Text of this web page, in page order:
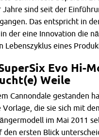
sind seit der
Das entspricht in
der eine Innovation die
Lebenszyklus eines
Evo Hi-
Weile
Cannondale gestanden
die sie sich mit
im Mai 2011
den ersten Blick